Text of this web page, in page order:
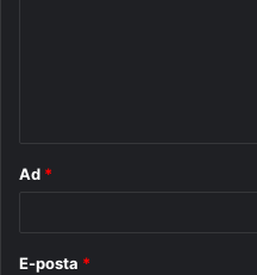
Ad *
E-posta *